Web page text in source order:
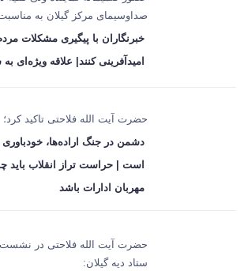
صداوسیمای مرکز گیلان به مناسبت
خبرنگاران با پیگیری مشکلات
امیدآفرینی کنند| علاقه ویژه‌ای
حضرت آیت الله فلاحتی تاکید کرد؛
دشمن در جنگ اراده‌ها،
است | حراست تراز انقلاب باید
مهربان ادارات باشد
حضرت آیت الله فلاحتی در نشست
ستاد دیه گیلان: